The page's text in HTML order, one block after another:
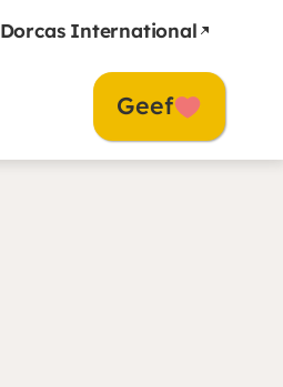
Dorcas International
Geef